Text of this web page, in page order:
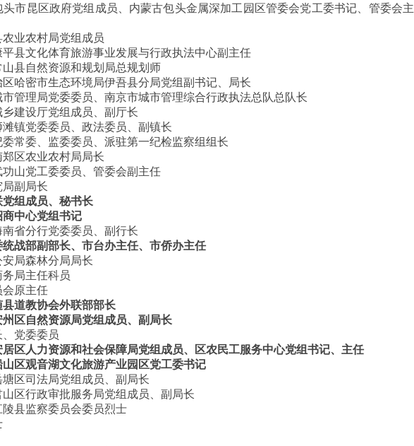
头市昆区政府党组成员、内蒙古包头金属深加工园区管委会党工委书记、管委会主
业农村局党组成员
县文化体育旅游事业发展与行政执法中心副主任
县自然资源和规划局总规划师
哈密市生态环境局伊吾县分局党组副书记、局长
管理局党委委员、南京市城市管理综合行政执法总队总队长
建设厅党组成员、副厅长
镇党委委员、政法委员、副镇长
常委、监委委员、派驻第一纪检监察组组长
区农业农村局局长
山党工委委员、管委会副主任
局副局长
组成员、秘书长
中心党组书记
省分行党委委员、副行长
统战部副部长、市台办主任、市侨办主任
局森林分局局长
局主任科员
会原主任
县道教协会外联部部长
州区自然资源局党组成员、副局长
党委委员
居区人力资源和社会保障局党组成员、区农民工服务中心党组书记、主任
山区观音湖文化旅游产业园区党工委书记
区司法局党组成员、副局长
区行政审批服务局党组成员、副局长
县监察委员会委员烈士